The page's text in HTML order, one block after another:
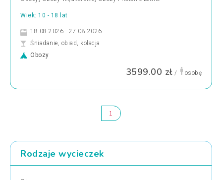
Wiek: 10 - 18 lat
18.08.2026 - 27.08.2026
Śniadanie, obiad, kolacja
Obozy
3599.00 zł / osobę
1
Rodzaje wycieczek